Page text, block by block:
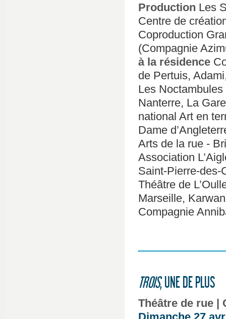
Production Les
Centre de
Coproduction
(Compagnie
à la résidence
de Pertuis,
Les
Nanterre, La
national Art en
Dame
Arts de la rue -
Association
Saint-Pierre-des-
Théâtre de
Marseille,
Compagnie
TROIS, UNE DE PLUS
Théâtre de rue |